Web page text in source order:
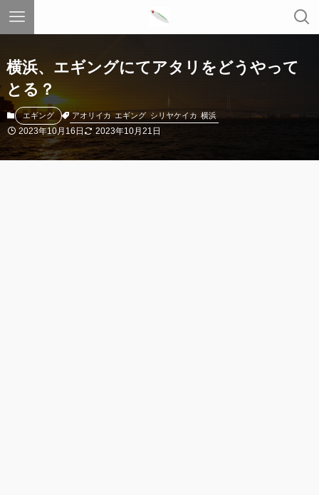
横浜、エギングにてアタリをどうやって
とる？
エギング アオリイカ エギング シリヤケイカ 横浜
2023年10月16日 2023年10月21日